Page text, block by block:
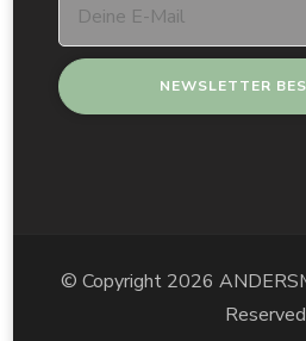
© Copyright 2026